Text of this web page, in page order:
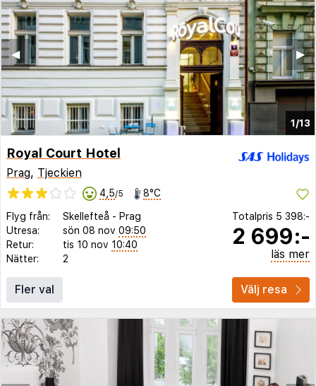
1/13
▶︎
◀︎
Royal Court Hotel
Prag, Tjeckien
4,5/5 8°C
Flyg från: Skellefteå - Prag
Utresa:
sön 08 nov 09:50
Retur:
tis 10 nov 10:40
Nätter:
2
Totalpris 5 398:-
2 699:-
läs mer
Fler val Välj resa